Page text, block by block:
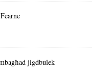
jigdbulek